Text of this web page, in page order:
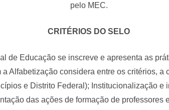
pelo MEC.
CRITÉRIOS DO SELO
de Educação se inscreve e apresenta as
Alfabetização considera entre os critérios, a
e Distrito Federal); Institucionalização e
das ações de formação de professores